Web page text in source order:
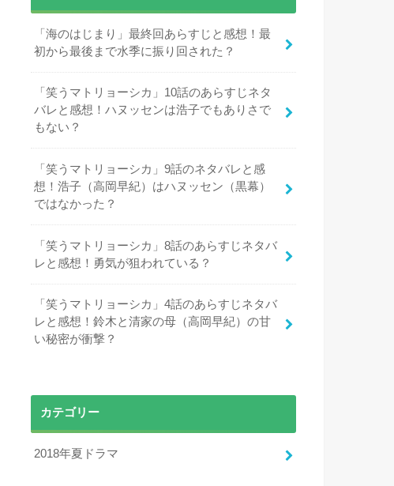
「海のはじまり」最終回あらすじと感想！最
初から最後まで水季に振り回された？
「笑うマトリョーシカ」10話のあらすじネタ
バレと感想！ハヌッセンは浩子でもありさで
もない？
「笑うマトリョーシカ」9話のネタバレと感
想！浩子（高岡早紀）はハヌッセン（黒幕）
ではなかった？
「笑うマトリョーシカ」8話のあらすじネタバ
レと感想！勇気が狙われている？
「笑うマトリョーシカ」4話のあらすじネタバ
レと感想！鈴木と清家の母（高岡早紀）の甘
い秘密が衝撃？
カテゴリー
2018年夏ドラマ